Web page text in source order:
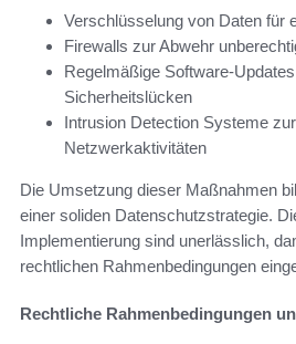
Verschlüsselung von Daten für
Firewalls zur Abwehr
Regelmäßige Software-
Sicherheitslücken
Intrusion Detection Systeme
Netzwerkaktivitäten
Die Umsetzung dieser Maßnahmen
einer soliden Datenschutzstrategie.
Implementierung sind unerlässlich,
rechtlichen Rahmenbedingungen
Rechtliche Rahmenbedingungen